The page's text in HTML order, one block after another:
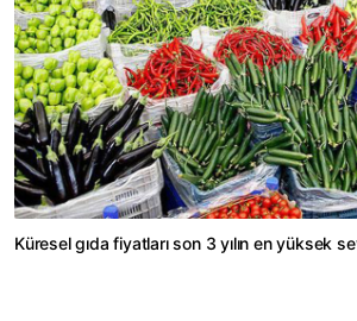
Küresel gıda fiyatları son 3 yılın en yüksek